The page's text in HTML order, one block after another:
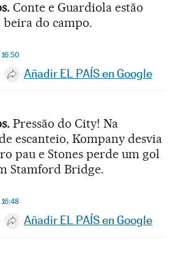
Conte e Guardiola estão
beira do campo.
16:50
Whatsapp
en Facebook
en Twitter
Desplegar Redes Sociales
Añadir EL PAÍS en Google
Pressão do City! Na
escanteio, Kompany desvia
pau e Stones perde um gol
Stamford Bridge.
16:48
Whatsapp
en Facebook
en Twitter
Desplegar Redes Sociales
Añadir EL PAÍS en Google